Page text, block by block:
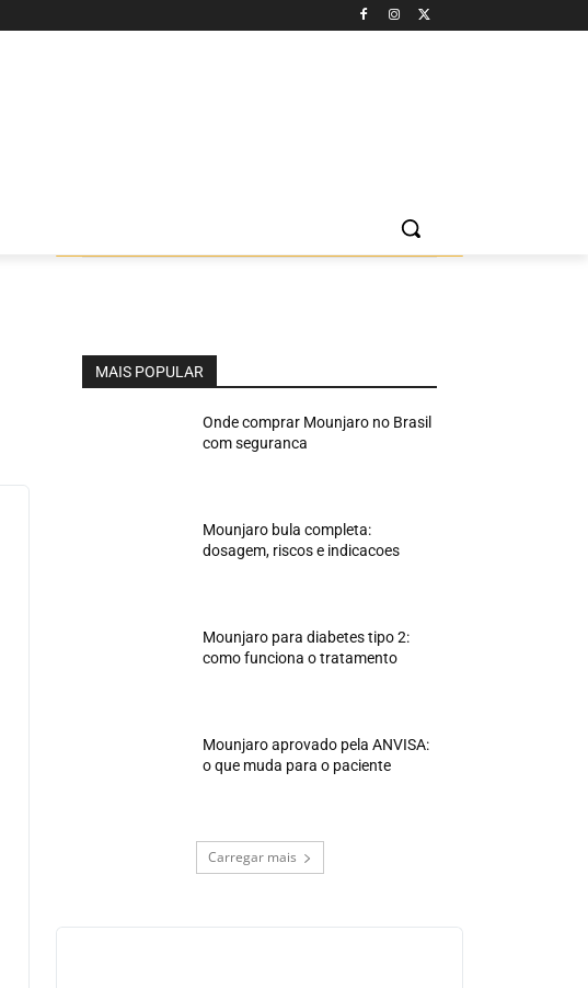
MAIS POPULAR
Onde comprar Mounjaro no Brasil
com seguranca
Mounjaro bula completa:
dosagem, riscos e indicacoes
Mounjaro para diabetes tipo 2:
como funciona o tratamento
Mounjaro aprovado pela ANVISA:
o que muda para o paciente
Carregar mais